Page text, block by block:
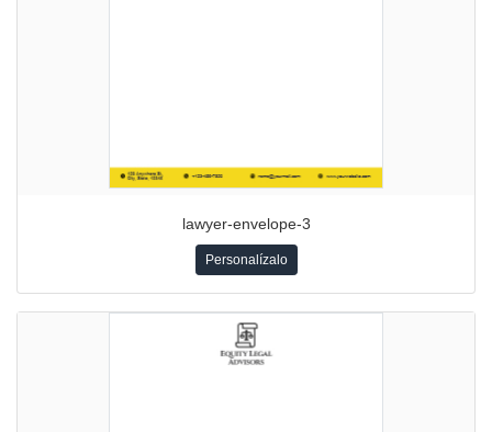
lawyer-envelope-3
Personalízalo